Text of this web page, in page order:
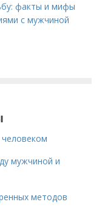
факты и мифы
с мужчиной
мужчиной и
методов